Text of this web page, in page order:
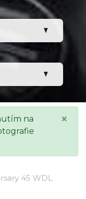
na
×
45 WDL